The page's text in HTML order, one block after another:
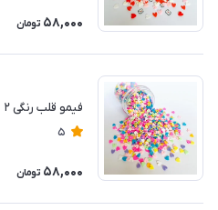
58,000 تومان
فیمو قلب رنگی ۲
5
58,000 تومان